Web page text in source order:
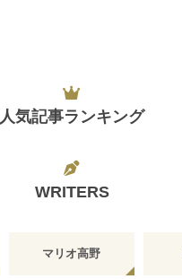
人気記事ランキング
WRITERS
マリオ高野